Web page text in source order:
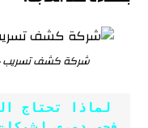
شركة كشف تسريب